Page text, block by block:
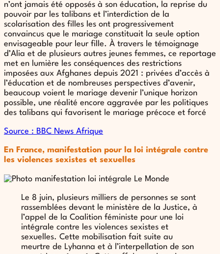
n’ont jamais été opposés à son éducation, la reprise du
pouvoir par les talibans et l’interdiction de la
scolarisation des filles les ont progressivement
convaincus que le mariage constituait la seule option
envisageable pour leur fille. À travers le témoignage
d’Alia et de plusieurs autres jeunes femmes, ce reportage
met en lumière les conséquences des restrictions
imposées aux Afghanes depuis 2021 : privées d’accès à
l’éducation et de nombreuses perspectives d’avenir,
beaucoup voient le mariage devenir l’unique horizon
possible, une réalité encore aggravée par les politiques
des talibans qui favorisent le mariage précoce et forcé
Source : BBC News Afrique
En France, manifestation pour la loi intégrale contre
les violences sexistes et sexuelles
Le 8 juin, plusieurs milliers de personnes se sont
rassemblées devant le ministère de la Justice, à
l’appel de la Coalition féministe pour une loi
intégrale contre les violences sexistes et
sexuelles. Cette mobilisation fait suite au
meurtre de Lyhanna et à l’interpellation de son